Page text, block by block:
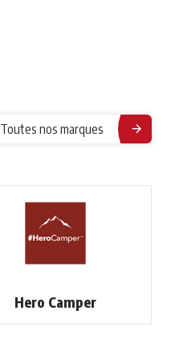
Toutes nos marques
Hero Camper